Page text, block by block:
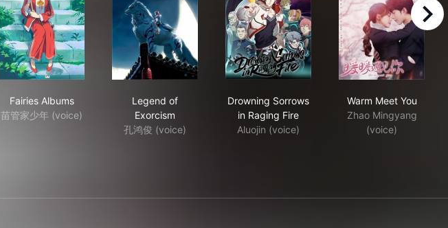
Fairies Albums
苗管家少年 (voice)
Legend of
Exorcism
孔鸿俊 (voice)
Drowning Sorrows
in Raging Fire
Aluojin (voice)
Warm Meet You
Zhao Mingyang
(voice)
right